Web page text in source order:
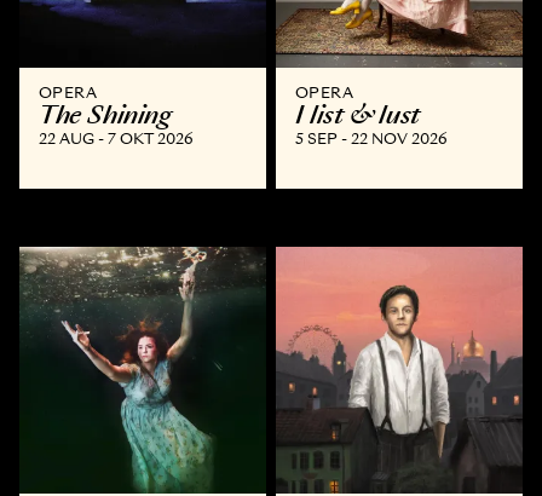
OPERA
The Shining
22 AUG - 7 OKT 2026
OPERA
I list & lust
5 SEP - 22 NOV 2026